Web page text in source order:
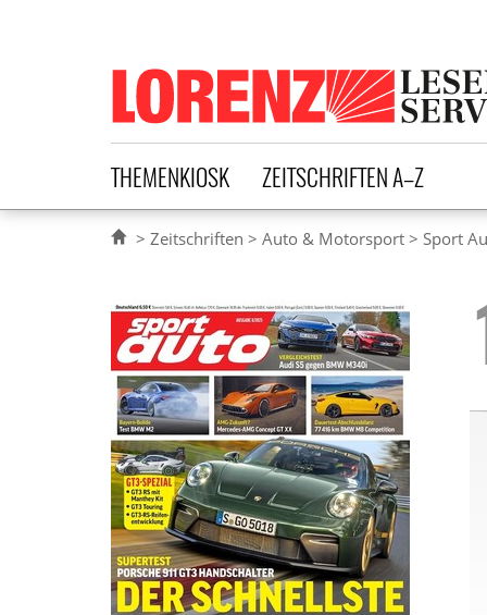
Lorenz Leserservice
THEMENKIOSK ZEITSCHRIFTEN A–Z
Zeitschriften Auto & Motorsport Sport